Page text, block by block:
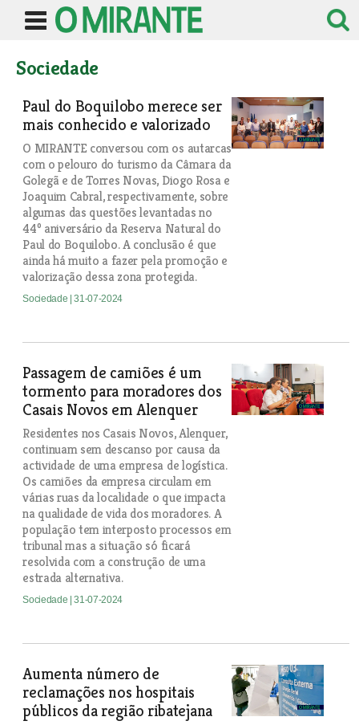
Sociedade
Paul do Boquilobo merece ser
mais conhecido e valorizado
O MIRANTE conversou com os autarcas
com o pelouro do turismo da Câmara da
Golegã e de Torres Novas, Diogo Rosa e
Joaquim Cabral, respectivamente, sobre
algumas das questões levantadas no
44º aniversário da Reserva Natural do
Paul do Boquilobo. A conclusão é que
ainda há muito a fazer pela promoção e
valorização dessa zona protegida.
Sociedade | 31-07-2024
Passagem de camiões é um
tormento para moradores dos
Casais Novos em Alenquer
Residentes nos Casais Novos, Alenquer,
continuam sem descanso por causa da
actividade de uma empresa de logística.
Os camiões da empresa circulam em
várias ruas da localidade o que impacta
na qualidade de vida dos moradores. A
população tem interposto processos em
tribunal mas a situação só ficará
resolvida com a construção de uma
estrada alternativa.
Sociedade | 31-07-2024
Aumenta número de
reclamações nos hospitais
públicos da região ribatejana